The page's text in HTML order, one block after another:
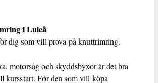
i Luleå
dig som vill prova på knuttrimring.
motorsåg och skyddsbyxor är det bra
kursstart. För den som vill köpa